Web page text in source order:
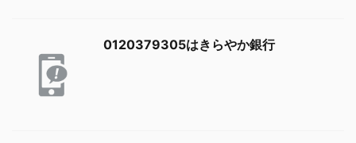
0120379305はきらやか銀行